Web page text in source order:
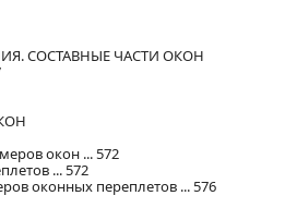
СОСТАВНЫЕ ЧАСТИ ОКОН
окон ... 572
... 572
оконных переплетов ... 576